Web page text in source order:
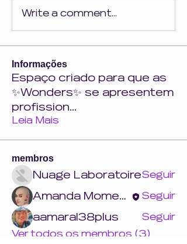
Write a comment...
Informações
Espaço criado para que as
✨Wonders✨ se apresentem
profission...
Leia Mais
membros
Nuage LaboratoireSeguir
Amanda Momente - CEO Wonder Seguir
aamaral38plus
Seguir
Ver todos os membros (3)